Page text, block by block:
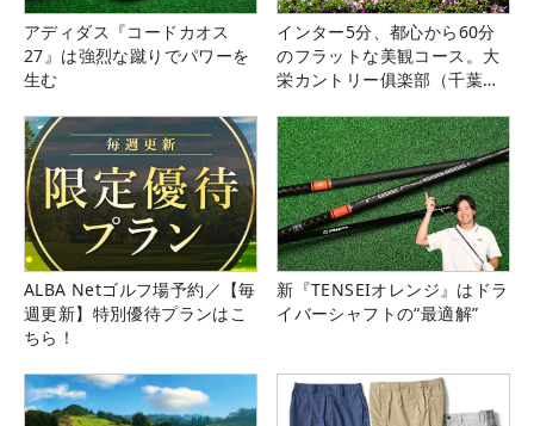
アディダス『コードカオス
27』は強烈な蹴りでパワーを
生む
インター5分、都心から60分
のフラットな美観コース。大
栄カントリー俱楽部（千葉
ALBA Netゴルフ場予約／【毎
週更新】特別優待プランはこ
ちら！
新『TENSEIオレンジ』はドラ
イバーシャフトの“最適解”